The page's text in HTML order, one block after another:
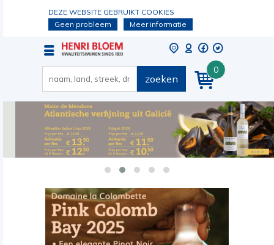
DEZE WEBSITE GEBRUIKT COOKIES
Geen probleem
Meer informatie
0
zoeken